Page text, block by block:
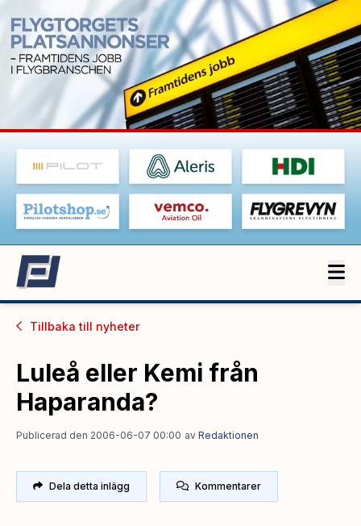
Tillbaka till nyheter
Luleå eller Kemi från
Haparanda?
Publicerad den 2006-06-07 00:00 av Redaktionen
Dela detta inlägg Kommentarer